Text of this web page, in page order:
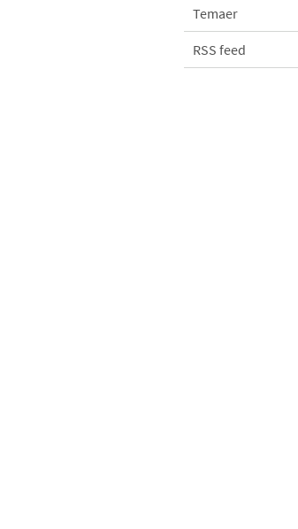
Temaer
RSS feed